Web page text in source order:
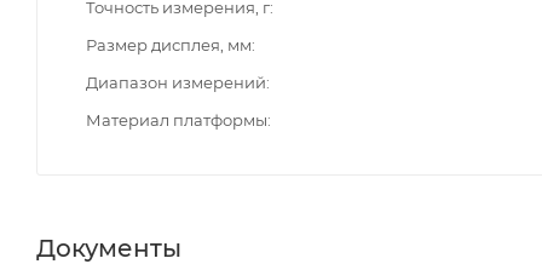
Точность измерения, г
Размер дисплея, мм
Диапазон измерений
Материал платформы
Документы